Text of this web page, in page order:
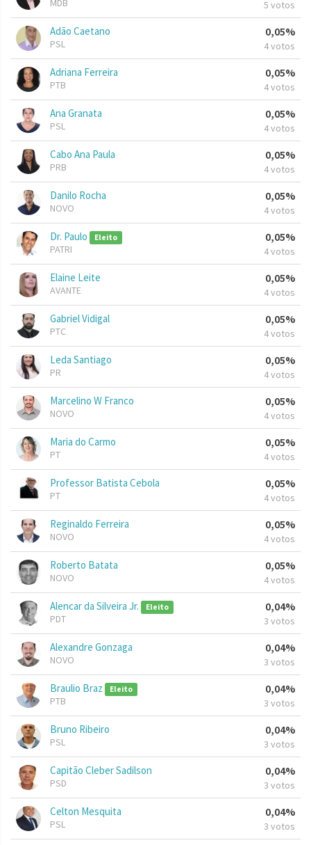
MDB 5 votos
Adão Caetano
PSL
0,05%
4 votos
Adriana Ferreira
PTB
0,05%
4 votos
Ana Granata
PSL
0,05%
4 votos
Cabo Ana Paula
PRB
0,05%
4 votos
Danilo Rocha
NOVO
0,05%
4 votos
Dr. Paulo Eleito
PATRI
0,05%
4 votos
Elaine Leite
AVANTE
0,05%
4 votos
Gabriel Vidigal
PTC
0,05%
4 votos
Leda Santiago
PR
0,05%
4 votos
Marcelino W Franco
NOVO
0,05%
4 votos
Maria do Carmo
PT
0,05%
4 votos
Professor Batista Cebola
PT
0,05%
4 votos
Reginaldo Ferreira
NOVO
0,05%
4 votos
Roberto Batata
NOVO
0,05%
4 votos
Alencar da Silveira Jr. Eleito
PDT
0,04%
3 votos
Alexandre Gonzaga
NOVO
0,04%
3 votos
Braulio Braz Eleito
PTB
0,04%
3 votos
Bruno Ribeiro
PSL
0,04%
3 votos
Capitão Cleber Sadilson
PSD
0,04%
3 votos
Celton Mesquita
PSL
0,04%
3 votos